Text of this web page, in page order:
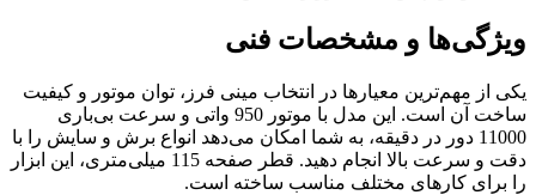
ویژگی‌ها و مشخصات فنی
یکی از مهم‌ترین معیارها در انتخاب مینی فرز، توان موتور و کیفیت
ساخت آن است. این مدل با موتور 950 واتی و سرعت بی‌باری
11000 دور در دقیقه، به شما امکان می‌دهد انواع برش و سایش را با
دقت و سرعت بالا انجام دهید. قطر صفحه 115 میلی‌متری، این ابزار
را برای کارهای مختلف مناسب ساخته است.